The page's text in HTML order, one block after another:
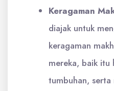
Keragaman
diajak untuk
keragaman
mereka, baik itu
tumbuhan,